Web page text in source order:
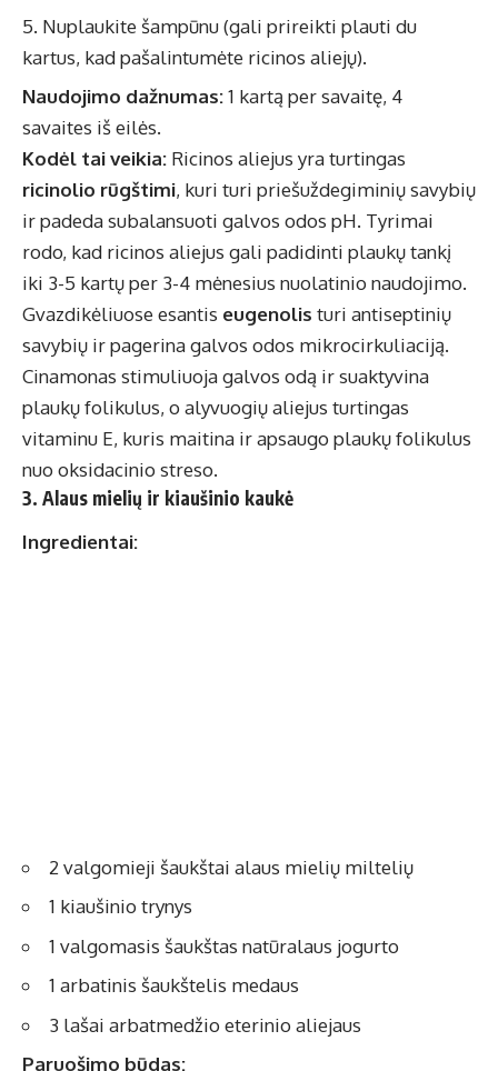
Nuplaukite šampūnu (gali prireikti plauti du
kartus, kad pašalintumėte ricinos aliejų).
Naudojimo dažnumas:1 kartą per savaitę, 4
savaites iš eilės.
Kodėl tai veikia: Ricinos aliejus yra turtingas
ricinolio rūgštimi, kuri turi priešuždegiminių savybių
ir padeda subalansuoti galvos odos pH. Tyrimai
rodo, kad ricinos aliejus gali padidinti plaukų tankį
iki 3-5 kartų per 3-4 mėnesius nuolatinio naudojimo.
Gvazdikėliuose esantis eugenolis turi antiseptinių
savybių ir pagerina galvos odos mikrocirkuliaciją.
Cinamonas stimuliuoja galvos odą ir suaktyvina
plaukų folikulus, o alyvuogių aliejus turtingas
vitaminu E, kuris maitina ir apsaugo plaukų folikulus
nuo oksidacinio streso.
3. Alaus mielių ir kiaušinio kaukė
Ingredientai:
2 valgomieji šaukštai alaus mielių miltelių
1 kiaušinio trynys
1 valgomasis šaukštas natūralaus jogurto
1 arbatinis šaukštelis medaus
3 lašai arbatmedžio eterinio aliejaus
Paruošimo būdas: